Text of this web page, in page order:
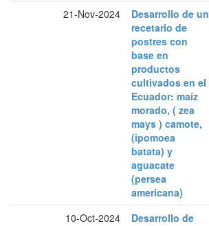
21-Nov-2024
Desarrollo de un
recetario de
postres con
base en
productos
cultivados en el
Ecuador: maíz
morado, ( zea
mays ) camote,
(ipomoea
batata) y
aguacate
(persea
americana)
10-Oct-2024
Desarrollo de